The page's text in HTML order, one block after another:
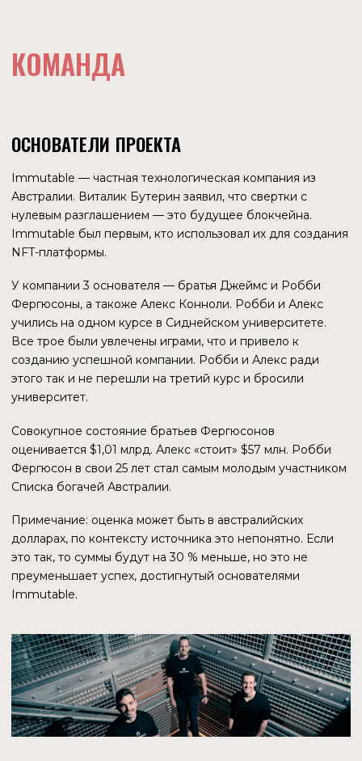
может достигнуть $818,5 млрд.
Из трех сегментов игр — ролевые, игры с открытыми
ЗАДЕЛ НА БУДУЩЕЕ
При изучении рыночных ниш числовые оценки различных
аналитиков часто отличаются. Например, Робби
Фергюсон утверждает, что игроки ежегодно тратят $100
млрд. на игровые предметы. Так что оценка рынка
потоков учитываются в объеме исследований. В
контексте данного отчета нас больше интересуют
тенденции и динамика развития отрасли. И мы с
вероятностью, стремящейся к 100 %, можем утверждать
— web3-игровая индустрия будет развиваться и темпы
роста будут увеличиваться.
Первая причина очевидна — у человека игровые
стала неотъемлемой частью существования человека.
Вторая причина — прагматизм создателей игр. Одно
дело, когда игра куплена один раз, и нужно постоянно
другая ситуация с блокчейн-играми.
транзакций. А за них нужно платить. Да, это могут быть
микроскопические суммы, но количество транзакций
сейчас исчисляется миллионами, когда в блокчейне
находится всего лишь первая волна пользователей. А
когда сюда придут те 100 миллионов игроков, о которых
говорят Фергюсон и Райан Вятт, президент Polygon
Labs? Тогда количество транзакций будет выражаться
неимоверными числами.